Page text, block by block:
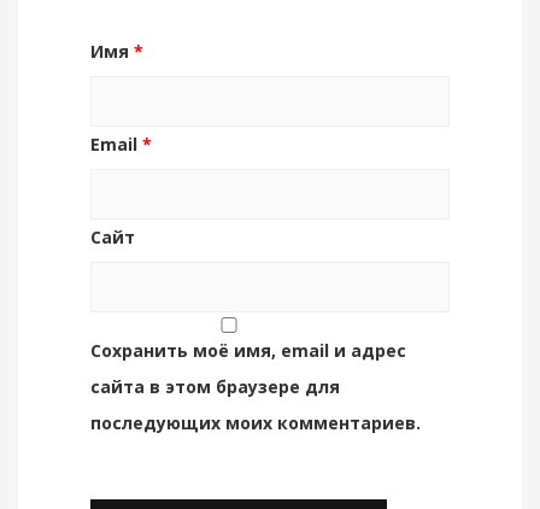
Имя *
Email *
Сайт
Сохранить моё имя, email и адрес
сайта в этом браузере для
последующих моих комментариев.